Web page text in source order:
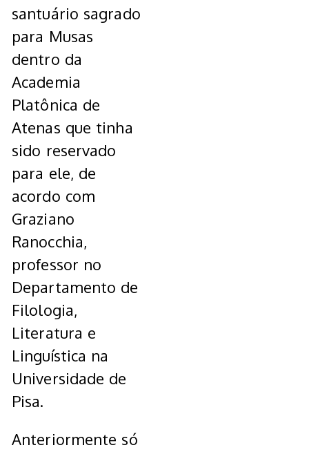
santuário sagrado
para Musas
dentro da
Academia
Platônica de
Atenas que tinha
sido reservado
para ele, de
acordo com
Graziano
Ranocchia,
professor no
Departamento de
Filologia,
Literatura e
Linguística na
Universidade de
Pisa.
Anteriormente só